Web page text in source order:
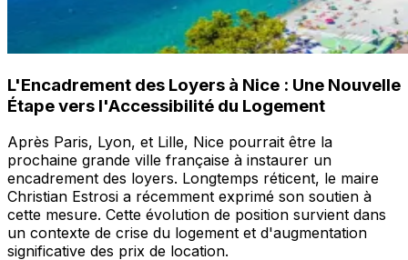
L'Encadrement des Loyers à Nice : Une Nouvelle
Étape vers l'Accessibilité du Logement
Après Paris, Lyon, et Lille, Nice pourrait être la
prochaine grande ville française à instaurer un
encadrement des loyers. Longtemps réticent, le maire
Christian Estrosi a récemment exprimé son soutien à
cette mesure. Cette évolution de position survient dans
un contexte de crise du logement et d'augmentation
significative des prix de location.